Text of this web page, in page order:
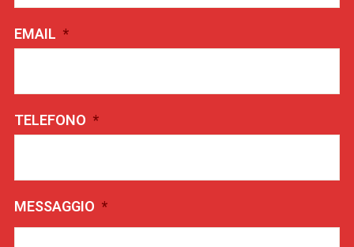
EMAIL *
TELEFONO *
MESSAGGIO *